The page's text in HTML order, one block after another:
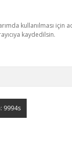
kullanılması için
kaydedilsin.